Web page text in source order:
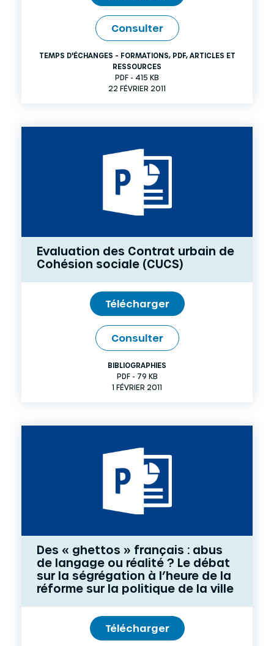
Consulter
TEMPS D'ÉCHANGES - FORMATIONS, PDF, ARTICLES ET
RESSOURCES
PDF - 415 KB
22 FÉVRIER 2011
Evaluation des Contrat urbain de
Cohésion sociale (CUCS)
Télécharger
Consulter
BIBLIOGRAPHIES
PDF - 79 KB
1 FÉVRIER 2011
Des « ghettos » français : abus
de langage ou réalité ? Le débat
sur la ségrégation à l’heure de la
réforme sur la politique de la ville
Télécharger